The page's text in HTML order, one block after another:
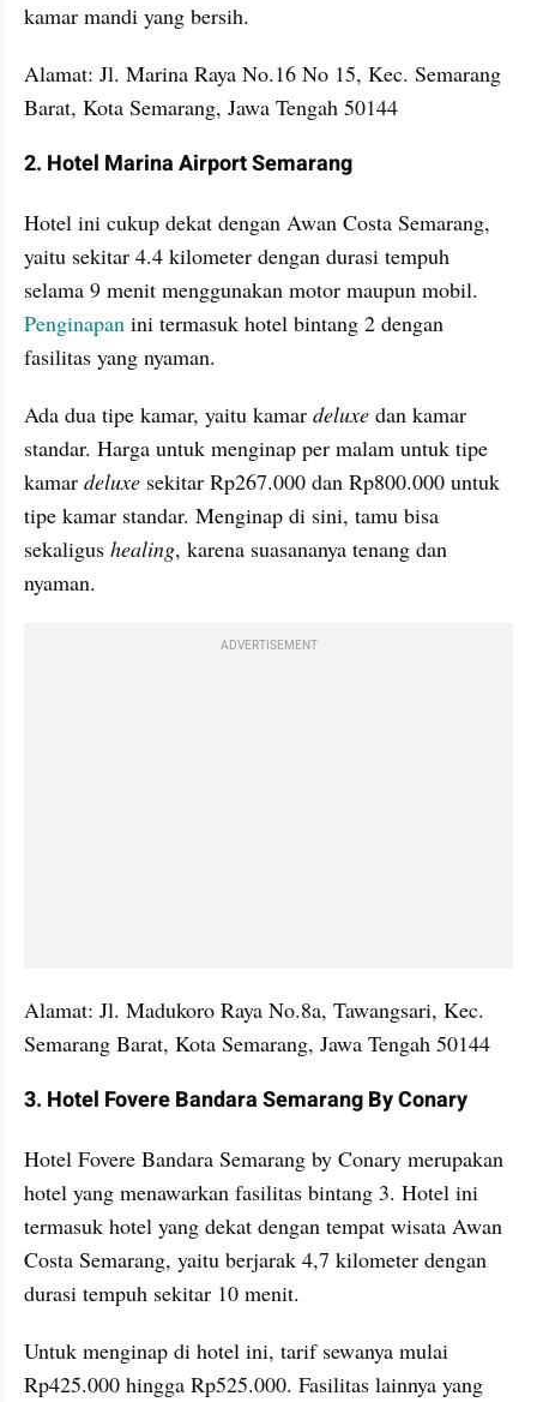
kamar mandi yang bersih.
Alamat: Jl. Marina Raya No.16 No 15, Kec. Semarang
Barat, Kota Semarang, Jawa Tengah 50144
2. Hotel Marina Airport Semarang
Hotel ini cukup dekat dengan Awan Costa Semarang,
yaitu sekitar 4.4 kilometer dengan durasi tempuh
Penginapan ini termasuk hotel bintang 2 dengan
fasilitas yang nyaman.
Ada dua tipe kamar, yaitu kamar deluxe dan kamar
standar. Harga untuk menginap per malam untuk tipe
kamar deluxe sekitar Rp267.000 dan Rp800.000 untuk
tipe kamar standar. Menginap di sini, tamu bisa
sekaligus healing, karena suasananya tenang dan
nyaman.
ADVERTISEMENT
Alamat: Jl. Madukoro Raya No.8a, Tawangsari, Kec.
Semarang Barat, Kota Semarang, Jawa Tengah 50144
3. Hotel Fovere Bandara Semarang By Conary
Hotel Fovere Bandara Semarang by Conary merupakan
hotel yang menawarkan fasilitas bintang 3. Hotel ini
termasuk hotel yang dekat dengan tempat wisata Awan
Costa Semarang, yaitu berjarak 4,7 kilometer dengan
durasi tempuh sekitar 10 menit.
Untuk menginap di hotel ini, tarif sewanya mulai
Rp425.000 hingga Rp525.000. Fasilitas lainnya yang